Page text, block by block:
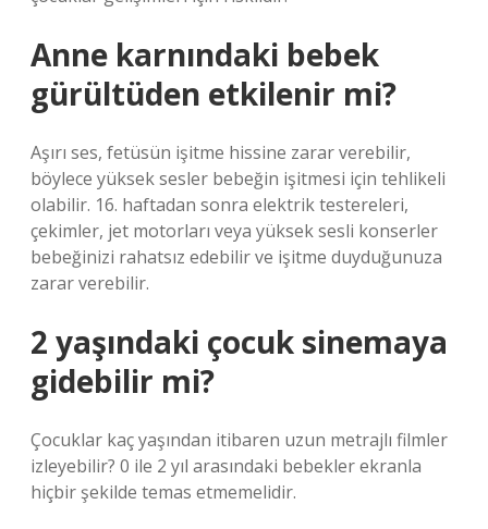
Anne karnındaki bebek
gürültüden etkilenir mi?
Aşırı ses, fetüsün işitme hissine zarar verebilir,
böylece yüksek sesler bebeğin işitmesi için tehlikeli
olabilir. 16. haftadan sonra elektrik testereleri,
çekimler, jet motorları veya yüksek sesli konserler
bebeğinizi rahatsız edebilir ve işitme duyduğunuza
zarar verebilir.
2 yaşındaki çocuk sinemaya
gidebilir mi?
Çocuklar kaç yaşından itibaren uzun metrajlı filmler
izleyebilir? 0 ile 2 yıl arasındaki bebekler ekranla
hiçbir şekilde temas etmemelidir.